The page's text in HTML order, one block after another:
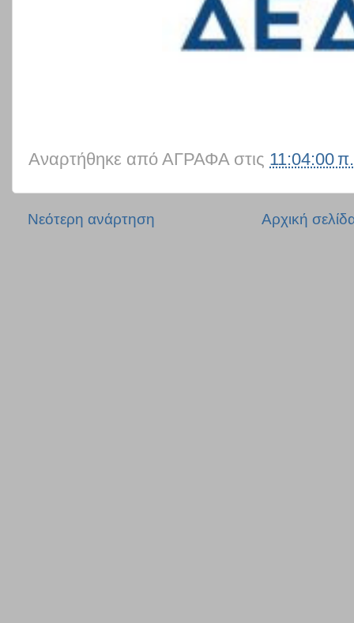
Αναρτήθηκε από ΑΓΡΑΦΑ στις 11:04:00
Νεότερη ανάρτηση Αρχική